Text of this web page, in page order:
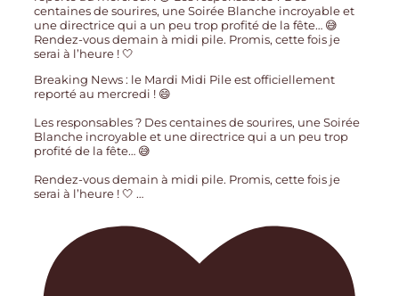
Breaking News : le Mardi Midi Pile est officiellement
reporté au mercredi ! 😄
Les responsables ? Des centaines de sourires, une Soirée
Blanche incroyable et une directrice qui a un peu trop
profité de la fête… 😅
Rendez-vous demain à midi pile. Promis, cette fois je
serai à l’heure ! 🤍 …